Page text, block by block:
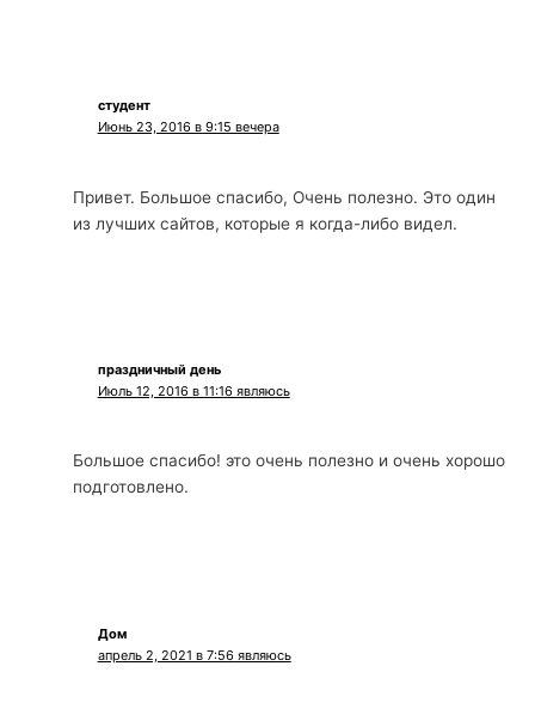
студент
Июнь 23, 2016 в 9:15 вечера
Привет. Большое спасибо, Очень полезно. Это один
из лучших сайтов, которые я когда-либо видел.
праздничный день
Июль 12, 2016 в 11:16 являюсь
Большое спасибо! это очень полезно и очень хорошо
подготовлено.
Дом
апрель 2, 2021 в 7:56 являюсь